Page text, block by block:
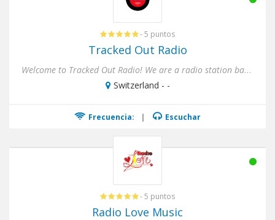
- 5 puntos
Tracked Out Radio
Welcome to Tracked Out Radio! We are a radio station based in Verbier. A ski resort famous for its outdoor winter and...
Switzerland - -
Frecuencia: | Escuchar
- 5 puntos
Radio Love Music